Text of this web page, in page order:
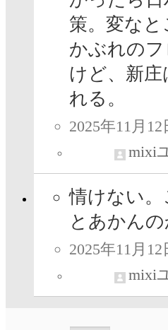
策。変な
かぶれの
けど、新庄
れる。
2025年11月12
mixi
情けない
とあかん
2025年11月12
mixi